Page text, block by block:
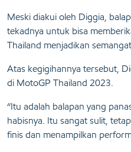
Meski diakui oleh Diggia,
tekadnya untuk bisa
Thailand menjadikan
Atas kegigihannya tersebut,
di MotoGP Thailand 2023.
“Itu adalah balapan yang
habisnya. Itu sangat sulit,
finis dan menampilkan